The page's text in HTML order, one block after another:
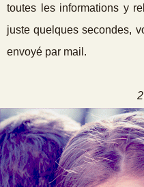
toutes les informations y
juste quelques secondes,
envoyé par mail.